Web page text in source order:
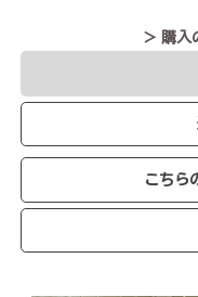
＞ 購入
こちら